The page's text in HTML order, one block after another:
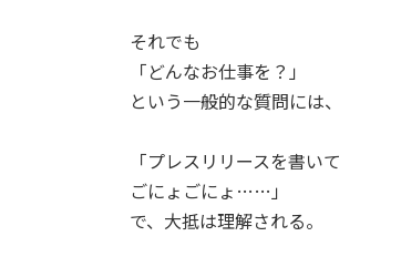
それでも
「どんなお仕事を？」
という一般的な質問には、
「プレスリリースを書いて
ごにょごにょ……」
で、大抵は理解される。